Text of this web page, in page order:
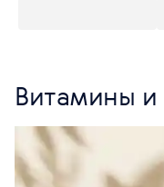
Витамины и